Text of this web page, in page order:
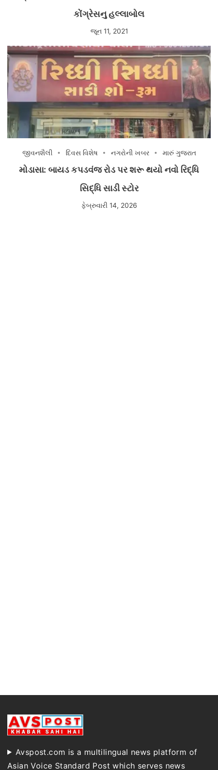
કોંગ્રેસનુ હલ્લાબોલ
જૂન 11, 2021
જીવનશૈલી દિવસ વિશેષ નગરોની ખબર મારું ગુજરાત
મોડાસા: બાયડ કપડવંજ રોડ પર શરૂ થયો નવો રિદ્ધિ
સિદ્ધિ સાડી સ્ટોર
ફેબ્રુવારી 14, 2026
Avspost.com is a multilingual news platform of
Asian Voice Standard Post which serves news